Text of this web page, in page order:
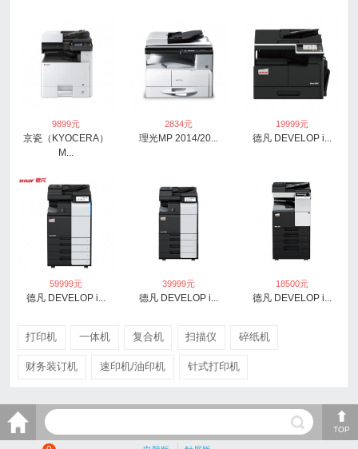
9899元
京瓷（KYOCERA）
M...
2834元
理光MP 2014/20...
19999元
德凡 DEVELOP i...
59999元
德凡 DEVELOP i...
39999元
德凡 DEVELOP i...
18500元
德凡 DEVELOP i...
打印机 一体机 复合机 扫描仪 碎纸机
财务装订机 速印机/油印机 针式打印机
TOP